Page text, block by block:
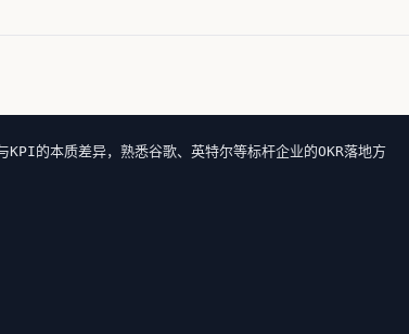
的本质差异，熟悉谷歌、英特尔等标杆企业的OKR落地方